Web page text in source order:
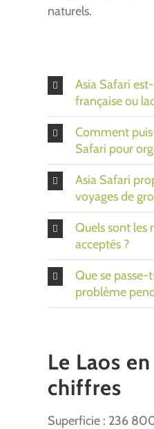
naturels.
Asia Safari
française ou
Comment
Safari pour
Asia Safari
voyages de
Quels sont les
acceptés ?
Que se passe-
problème
Le Laos
chiffres
Superficie : 236